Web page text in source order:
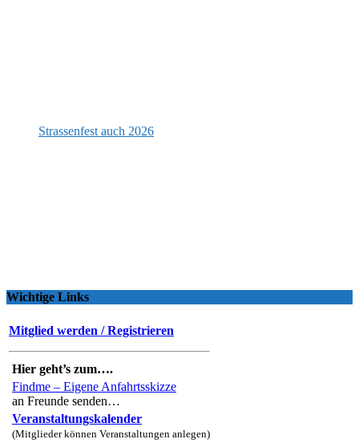
Strassenfest auch 2026
Wichtige Links
Mitglied werden / Registrieren
Hier geht’s zum….
Findme – Eigene Anfahrtsskizze
an Freunde senden…
Veranstaltungskalender
(Mitglieder können Veranstaltungen anlegen)